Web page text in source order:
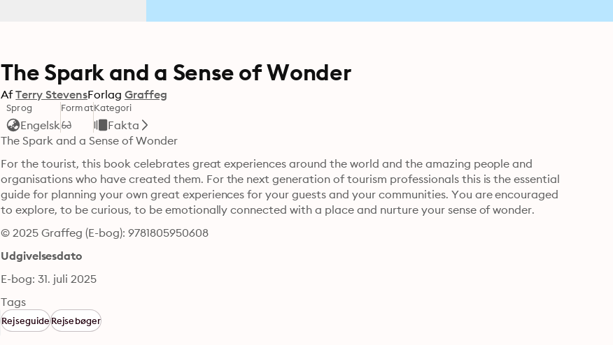
The Spark and a Sense of Wonder
Af Terry StevensForlag Graffeg
Sprog
Engelsk
FormatKategori
Fakta
The Spark and a Sense of Wonder
For the tourist, this book celebrates great experiences around the world and the amazing people and
organisations who have created them. For the next generation of tourism professionals this is the essential
guide for planning your own great experiences for your guests and your communities. You are encouraged
to explore, to be curious, to be emotionally connected with a place and nurture your sense of wonder.
© 2025 Graffeg (E-bog): 9781805950608
Udgivelsesdato
E-bog: 31. juli 2025
Tags
RejseguideRejsebøger